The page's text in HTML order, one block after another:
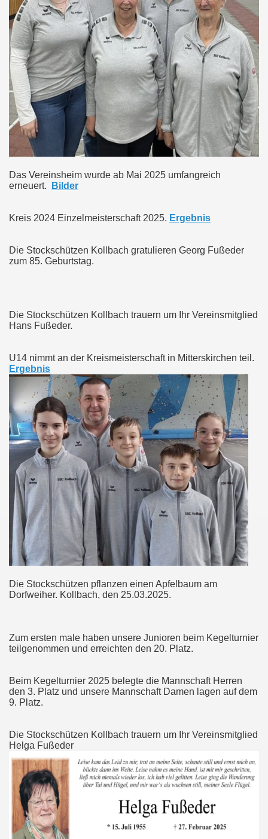
Das Vereinsheim wurde ab Mai 2025 umfangreich
erneuert.
Bilder
Kreis 2024 Einzelmeisterschaft 2025. Ergebnis
Die Stockschützen Kollbach gratulieren Georg Fußeder
zum 85. Geburtstag.
Die Stockschützen Kollbach trauern um Ihr Vereinsmitglied
Hans Fußeder.
U14 nimmt an der Kreismeisterschaft in Mitterskirchen teil.
Ergebnis
Die Stockschützen pflanzen einen Apfelbaum am
Dorfweiher. Kollbach, den 25.03.2025.
Zum ersten male haben unsere Junioren beim Kegelturnier
teilgenommen und erreichten den 20. Platz.
Beim Kegelturnier 2025 belegte die Mannschaft Herren
den 3. Platz und unsere Mannschaft Damen lagen auf dem
9. Platz.
Die Stockschützen Kollbach trauern um Ihr Vereinsmitglied
Helga Fußeder